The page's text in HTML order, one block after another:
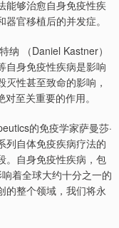
能够治愈自身免疫性疾
官移植后的并发症。
纳 （Daniel Kastner）
自身免疫性疾病是影响
性甚至致命的影响，
至关重要的作用。
的免疫学家萨曼莎·
列自体免疫疾病疗法的
。自身免疫性疾病，包
着全球大约十分之一的
的整个领域，我们将永